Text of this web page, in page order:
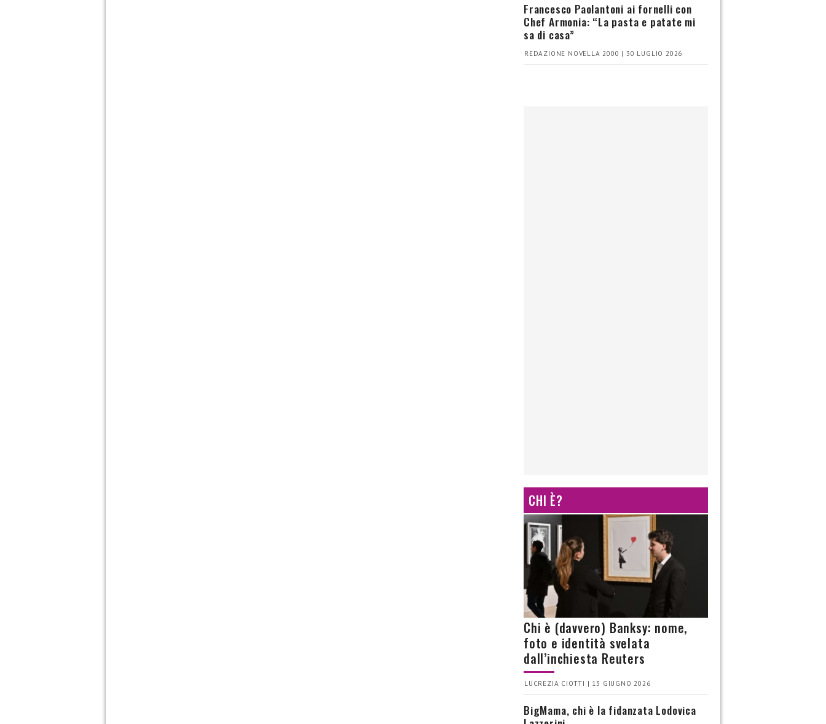
Francesco Paolantoni ai fornelli con
Chef Armonia: “La pasta e patate mi
sa di casa”
REDAZIONE NOVELLA 2000 | 30 LUGLIO 2026
CHI È?
Chi è (davvero) Banksy: nome,
foto e identità svelata
dall’inchiesta Reuters
LUCREZIA CIOTTI | 13 GIUGNO 2026
BigMama, chi è la fidanzata Lodovica